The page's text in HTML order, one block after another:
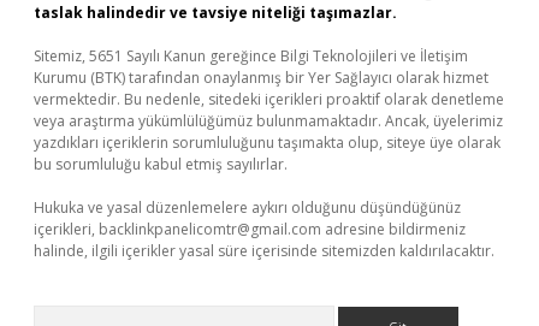
taslak halindedir ve tavsiye niteliği taşımazlar.
Sitemiz, 5651 Sayılı Kanun gereğince Bilgi Teknolojileri ve İletişim
Kurumu (BTK) tarafından onaylanmış bir Yer Sağlayıcı olarak hizmet
vermektedir. Bu nedenle, sitedeki içerikleri proaktif olarak denetleme
veya araştırma yükümlülüğümüz bulunmamaktadır. Ancak, üyelerimiz
yazdıkları içeriklerin sorumluluğunu taşımakta olup, siteye üye olarak
bu sorumluluğu kabul etmiş sayılırlar.
Hukuka ve yasal düzenlemelere aykırı olduğunu düşündüğünüz
içerikleri, backlinkpanelicomtr@gmail.com adresine bildirmeniz
halinde, ilgili içerikler yasal süre içerisinde sitemizden kaldırılacaktır.